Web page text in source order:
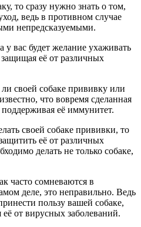
то сразу нужно знать о том,
ведь в противном случае
непредсказуемыми.
у вас будет желание ухаживать
её от различных
своей собаке прививку или
что вовремя сделанная
её иммунитет.
своей собаке прививки, то
её от различных
делать не только собаке,
часто сомневаются в
деле, это неправильно. Ведь
пользу вашей собаке,
от вирусных заболеваний.